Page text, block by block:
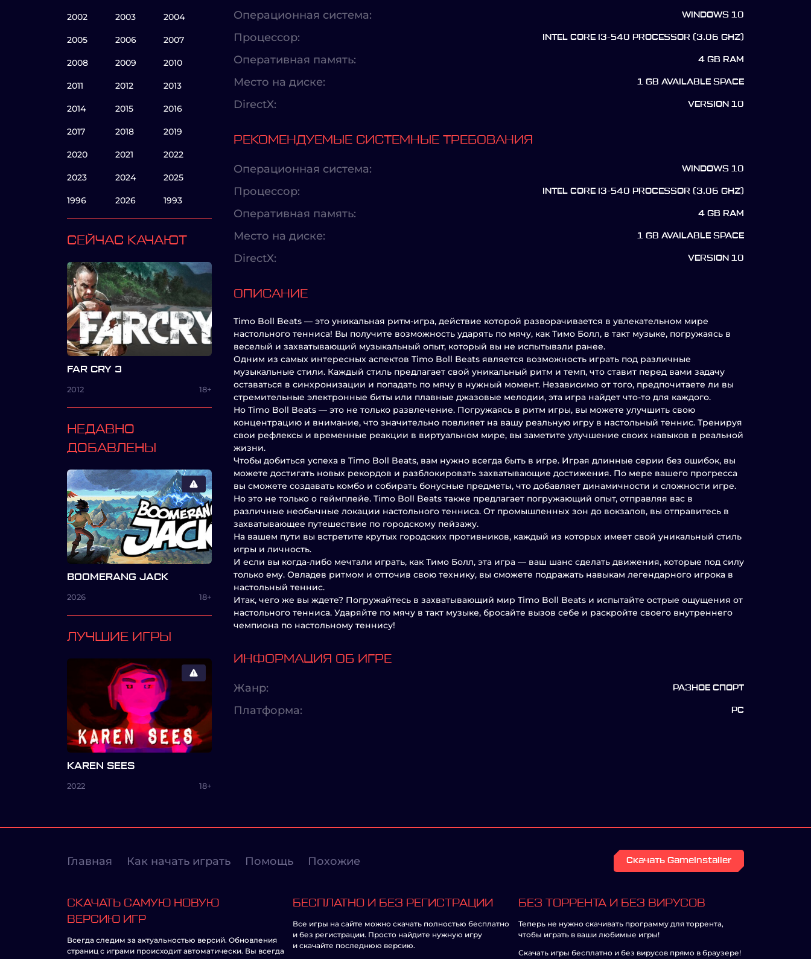
2002 2003 2004
2005 2006 2007
2008 2009 2010
2011 2012 2013
2014 2015 2016
2017 2018 2019
2020 2021 2022
2023 2024 2025
1996 2026 1993
СЕЙЧАС КАЧАЮТ
FAR CRY 3
2012 18+
НЕДАВНО
ДОБАВЛЕНЫ
BOOMERANG JACK
2026 18+
ЛУЧШИЕ ИГРЫ
KAREN SEES
2022 18+
Операционная система: WINDOWS 10
Процессор: INTEL CORE I3-540 PROCESSOR (3.06 GHZ)
Оперативная память: 4 GB RAM
Место на диске: 1 GB AVAILABLE SPACE
DirectX: VERSION 10
РЕКОМЕНДУЕМЫЕ СИСТЕМНЫЕ ТРЕБОВАНИЯ
Операционная система: WINDOWS 10
Процессор: INTEL CORE I3-540 PROCESSOR (3.06 GHZ)
Оперативная память: 4 GB RAM
Место на диске: 1 GB AVAILABLE SPACE
DirectX: VERSION 10
ОПИСАНИЕ
Timo Boll Beats — это уникальная ритм-игра, действие которой разворачивается в увлекательном мире
настольного тенниса! Вы получите возможность ударять по мячу, как Тимо Болл, в такт музыке, погружаясь в
веселый и захватывающий музыкальный опыт, который вы не испытывали ранее.
Одним из самых интересных аспектов Timo Boll Beats является возможность играть под различные
музыкальные стили. Каждый стиль предлагает свой уникальный ритм и темп, что ставит перед вами задачу
оставаться в синхронизации и попадать по мячу в нужный момент. Независимо от того, предпочитаете ли вы
стремительные электронные биты или плавные джазовые мелодии, эта игра найдет что-то для каждого.
Но Timo Boll Beats — это не только развлечение. Погружаясь в ритм игры, вы можете улучшить свою
концентрацию и внимание, что значительно повлияет на вашу реальную игру в настольный теннис. Тренируя
свои рефлексы и временные реакции в виртуальном мире, вы заметите улучшение своих навыков в реальной
жизни.
Чтобы добиться успеха в Timo Boll Beats, вам нужно всегда быть в игре. Играя длинные серии без ошибок, вы
можете достигать новых рекордов и разблокировать захватывающие достижения. По мере вашего прогресса
вы сможете создавать комбо и собирать бонусные предметы, что добавляет динамичности и сложности игре.
Но это не только о геймплейе. Timo Boll Beats также предлагает погружающий опыт, отправляя вас в
различные необычные локации настольного тенниса. От промышленных зон до вокзалов, вы отправитесь в
захватывающее путешествие по городскому пейзажу.
На вашем пути вы встретите крутых городских противников, каждый из которых имеет свой уникальный стиль
игры и личность.
И если вы когда-либо мечтали играть, как Тимо Болл, эта игра — ваш шанс сделать движения, которые под силу
только ему. Овладев ритмом и отточив свою технику, вы сможете подражать навыкам легендарного игрока в
настольный теннис.
Итак, чего же вы ждете? Погружайтесь в захватывающий мир Timo Boll Beats и испытайте острые ощущения от
настольного тенниса. Ударяйте по мячу в такт музыке, бросайте вызов себе и раскройте своего внутреннего
чемпиона по настольному теннису!
ИНФОРМАЦИЯ ОБ ИГРЕ
Жанр: РАЗНОЕ СПОРТ
Платформа: PC
Главная Как начать играть Помощь Похожие Скачать GameInstaller
СКАЧАТЬ САМУЮ НОВУЮ
ВЕРСИЮ ИГР
Всегда следим за актуальностью версий. Обновления
страниц с играми происходит автоматически. Вы всегда
БЕСПЛАТНО И БЕЗ РЕГИСТРАЦИИ
Все игры на сайте можно скачать полностью бесплатно
и без регистрации. Просто найдите нужную игру
и скачайте последнюю версию.
БЕЗ ТОРРЕНТА И БЕЗ ВИРУСОВ
Теперь не нужно скачивать программу для торрента,
чтобы играть в ваши любимые игры!
Скачать игры бесплатно и без вирусов прямо в браузере!